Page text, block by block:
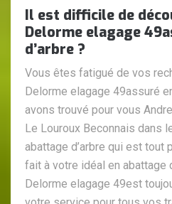
Il est difficile de
Delorme elagage
d’arbre ?
Vous êtes fatigué de vos
Delorme elagage 49assuré
avons trouvé pour vous
Le Louroux Beconnais dans
abattage d’arbre qui est tout
fait à votre idéal en abattage
Delorme elagage 49est